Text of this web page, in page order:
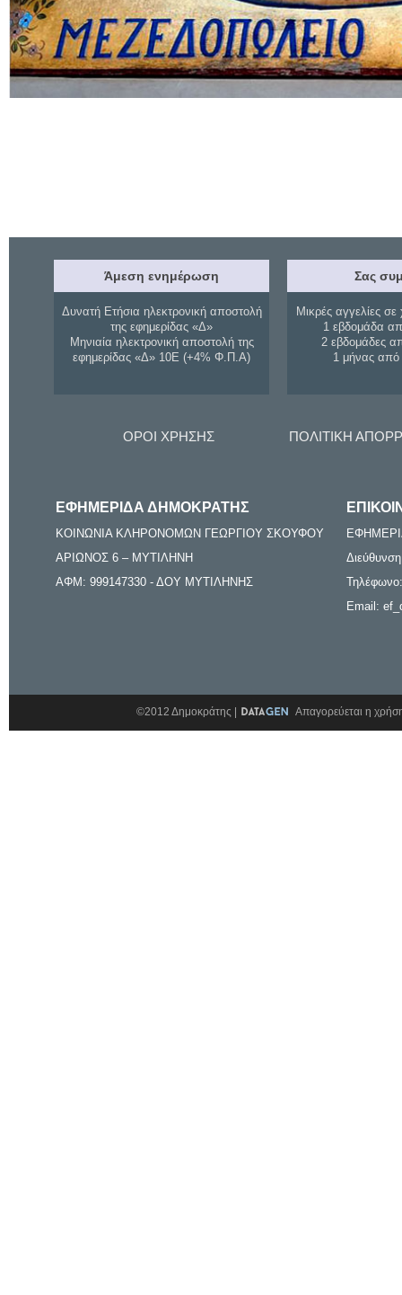
Άμεση ενημέρωση
Δυνατή Ετήσια ηλεκτρονική αποστολή
της εφημερίδας «Δ»
Μηνιαία ηλεκτρονική αποστολή της
εφημερίδας «Δ» 10Ε (+4% Φ.Π.Α)
Σας
Μικρές αγγελίες σε
1 εβδομάδα
2 εβδομάδες
1 μήνας
ΟΡΟΙ ΧΡΗΣΗΣ ΠΟΛΙΤΙΚΗ
ΕΦΗΜΕΡΙΔΑ ΔΗΜΟΚΡΑΤΗΣ
ΚΟΙΝΩΝΙΑ ΚΛΗΡΟΝΟΜΩΝ ΓΕΩΡΓΙΟΥ ΣΚΟΥΦΟΥ
ΑΡΙΩΝΟΣ 6 – ΜΥΤΙΛΗΝΗ
ΑΦΜ: 999147330 - ΔΟΥ ΜΥΤΙΛΗΝΗΣ
Email:
©2012 Δημοκράτης | Απαγορεύεται η